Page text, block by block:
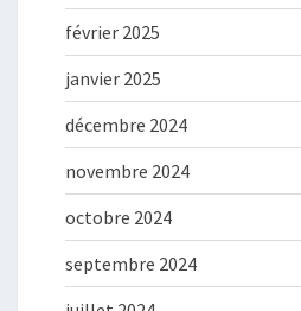
février 2025
janvier 2025
décembre 2024
novembre 2024
octobre 2024
septembre 2024